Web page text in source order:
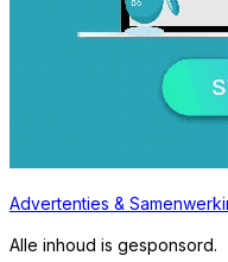
Advertenties &
Alle inhoud is gesponsord.